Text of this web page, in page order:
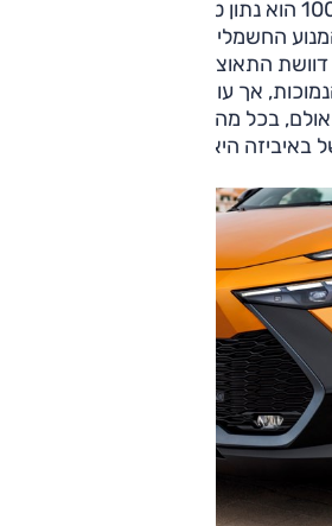
ולא רק ש-8.1 שניות ל-100 הוא נתון טוב, אלא שהיציאה
החשמלי הנותן את מלוא המומנט
התאוצה. גם תאוצות הביניים
אך עוצמתן יורדת קצת ככל
בכל מהירות שפויה בה ניתן היה
באיביזה היא הספיקה, ומעל הראש.